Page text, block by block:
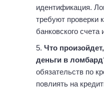
идентификация.
требуют проверки
банковского
Что
деньги в
обязательств по
повлиять на